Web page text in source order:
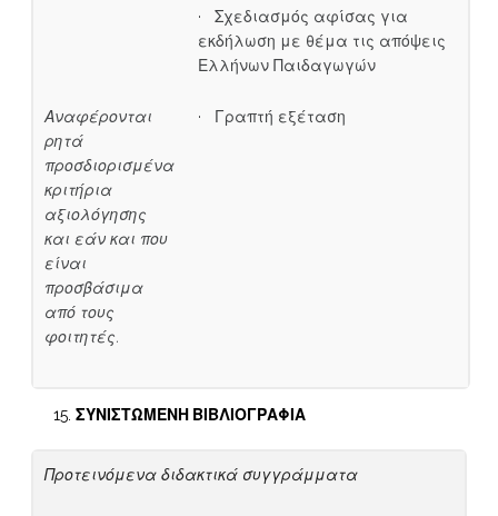
Αναφέρονται
ρητά
προσδιορισμένα
κριτήρια
αξιολόγησης
και εάν και που
είναι
προσβάσιμα
από τους
φοιτητές.
· Σχεδιασμός αφίσας για
εκδήλωση με θέμα τις απόψεις
Ελλήνων Παιδαγωγών
· Γραπτή εξέταση
ΣΥΝΙΣΤΩΜΕΝΗ ΒΙΒΛΙΟΓΡΑΦΙΑ
Προτεινόμενα διδακτικά συγγράμματα